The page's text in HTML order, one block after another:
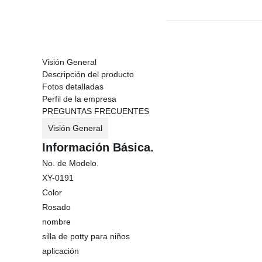
Visión General
Descripción del producto
Fotos detalladas
Perfil de la empresa
PREGUNTAS FRECUENTES
Visión General
Información Básica.
No. de Modelo.
XY-0191
Color
Rosado
nombre
silla de potty para niños
aplicación